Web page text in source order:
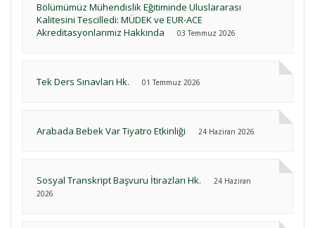
Bölümümüz Mühendislik Eğitiminde Uluslararası
Kalitesini Tescilledi: MÜDEK ve EUR-ACE
Akreditasyonlarımız Hakkında
03 Temmuz 2026
Tek Ders Sınavları Hk. 01 Temmuz 2026
Arabada Bebek Var Tiyatro Etkinliği 24 Haziran 2026
Sosyal Transkript Başvuru İtirazları Hk.
24 Haziran
2026